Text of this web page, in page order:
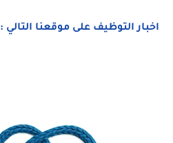
اخبار التوظيف على موقعنا التالي : annexe-dz.com